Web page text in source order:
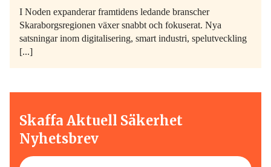
I Noden expanderar framtidens ledande branscher
Skaraborgsregionen växer snabbt och fokuserat. Nya
satsningar inom digitalisering, smart industri, spelutveckling
[...]
Skaffa Aktuell Säkerhet
Nyhetsbrev